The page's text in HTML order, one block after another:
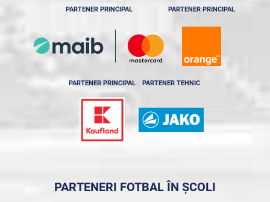
PARTENER PRINCIPAL PARTENER PRINCIPAL
PARTENER PRINCIPAL PARTENER TEHNIC
PARTENERI FOTBAL ÎN ȘCOLI